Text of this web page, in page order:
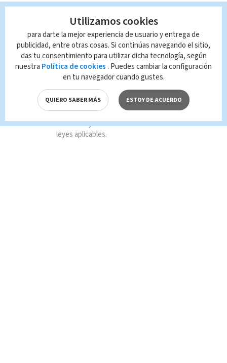
TAGS RELACIONADOS:
Deportes Fútbol
Queda prohibida la reproducción total o
parcial del contenido de esta página, mismo
que es propiedad de TELEDIARIO; su
reproducción no autorizada constituye una
infracción y un delito de conformidad con las
leyes aplicables.
Utilizamos cookies
para darte la mejor experiencia de usuario y entrega de
publicidad, entre otras cosas. Si continúas navegando el sitio,
das tu consentimiento para utilizar dicha tecnología, según
nuestra Política de cookies . Puedes cambiar la configuración
en tu navegador cuando gustes.
QUIERO SABER MÁS ESTOY DE ACUERDO